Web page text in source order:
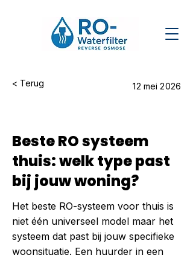
< Terug 12 mei 2026
Beste RO systeem
thuis: welk type past
bij jouw woning?
Het beste RO-systeem voor thuis is
niet één universeel model maar het
systeem dat past bij jouw specifieke
woonsituatie. Een huurder in een